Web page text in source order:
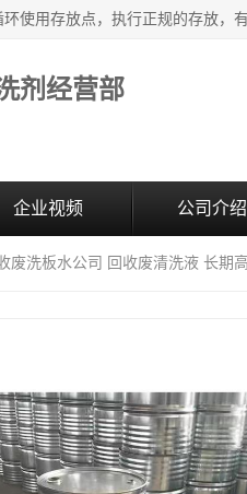
剂经营部
企业视频 公司介绍
废洗板水公司 回收废清洗液 长期